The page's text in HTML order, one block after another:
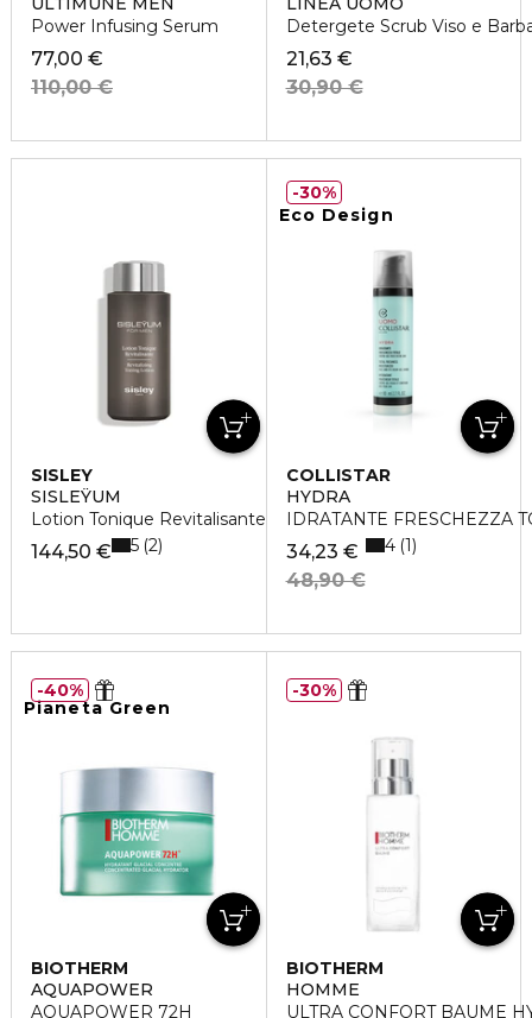
Power Infusing Serum
77,00 €
110,00 €
Detergete Scrub Viso e
21,63 €
30,90 €
SISLEY
SISLEŸUM
Lotion Tonique Revitalisante
144,50 € 5 2
Eco Design
COLLISTAR
HYDRA
IDRATANTE FRESCHEZZA
34,23 €
48,90 €
4 1
30%
Pianeta Green
BIOTHERM
AQUAPOWER
AQUAPOWER 72H
40%
BIOTHERM
HOMME
ULTRA CONFORT BAUME
30%